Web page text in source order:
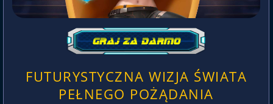
FUTURYSTYCZNA WIZJA ŚWIATA
PEŁNEGO POŻĄDANIA